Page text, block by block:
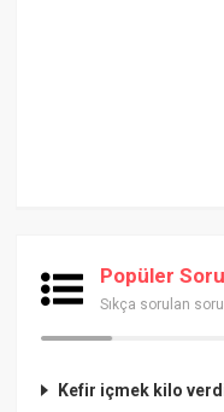
Popüler
Sıkça sorulan
Kefir içmek kilo